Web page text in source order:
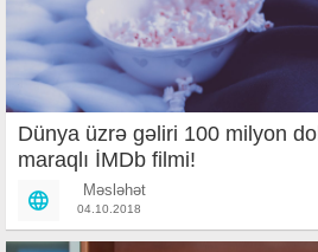
Dünya üzrə gəliri 100 milyon
maraqlı İMDb filmi!
Məsləhət
04.10.2018